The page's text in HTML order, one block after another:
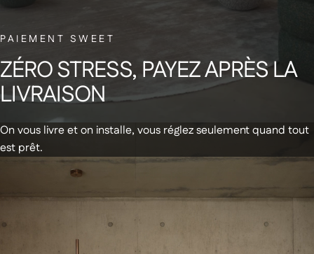
PAIEMENT SWEET
ZÉROSTRESS, PAYEZAPRÈSLA
LIVRAISON
On vous livre et on installe, vous réglez seulement quand tout
est prêt.
Abonnez-vous à notre newsletter et
recevez un code de réduction de 20€
sur votre première commande
Recevez des infos & promos par email
Produits +
À propos de nous